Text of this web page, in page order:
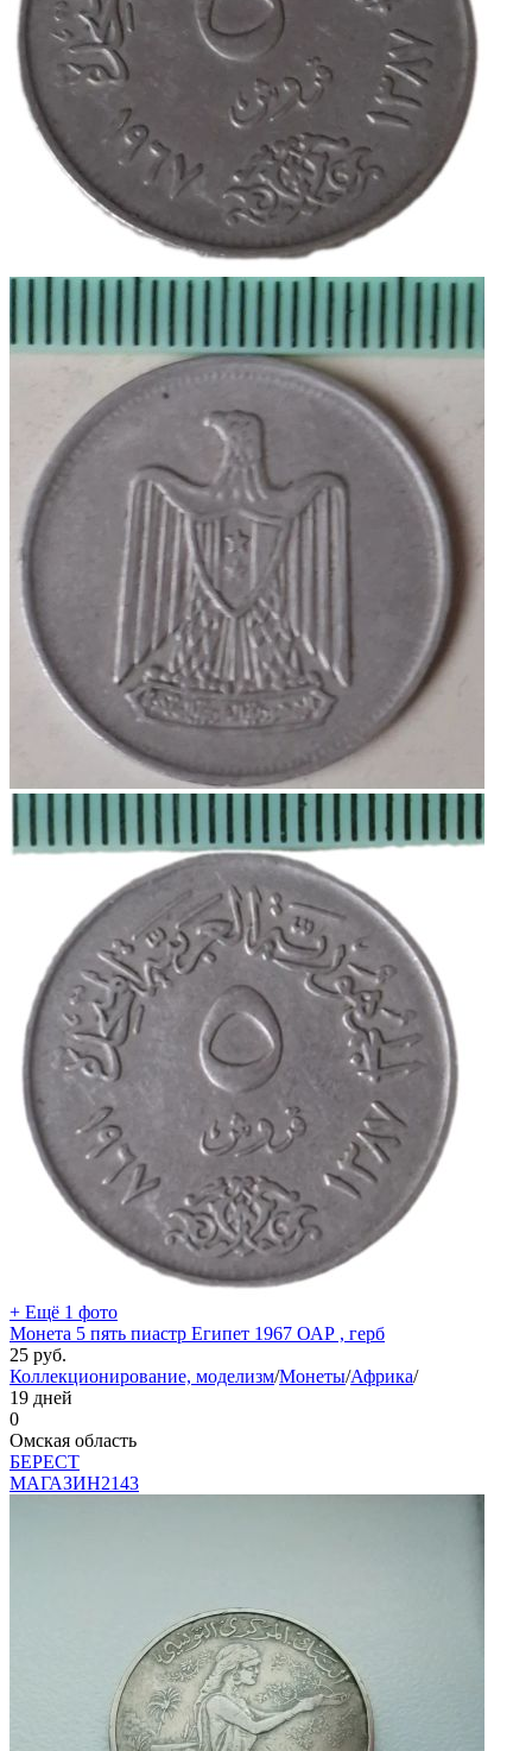
+ Ещё 1 фото
Монета 5 пять пиастр Египет 1967 ОАР , герб
25 руб.
Коллекционирование, моделизм/Монеты/Африка/
19 дней
0
Омская область
БEPECT
МАГАЗИН2143